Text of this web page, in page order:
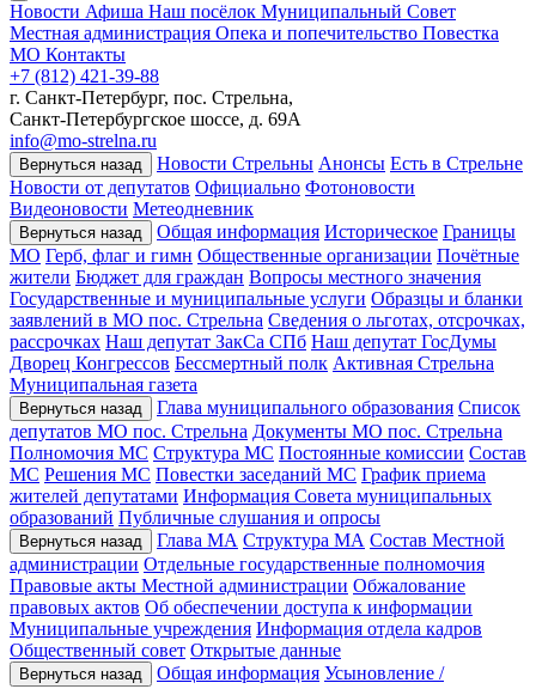
Новости Афиша Наш посёлок Муниципальный Совет
Местная администрация Опека и попечительство Повестка
МО Контакты
+7 (812) 421-39-88
г. Санкт-Петербург, пос. Стрельна,
Санкт-Петербургское шоссе, д. 69А
info@mo-strelna.ru
Вернуться назад Новости Стрельны Анонсы Есть в Стрельне
Новости от депутатов Официально Фотоновости
Видеоновости Метеодневник
Вернуться назад Общая информация Историческое Границы
МО Герб, флаг и гимн Общественные организации Почётные
жители Бюджет для граждан Вопросы местного значения
Государственные и муниципальные услуги Образцы и бланки
заявлений в МО пос. Стрельна Сведения о льготах, отсрочках,
рассрочках Наш депутат ЗакСа СПб Наш депутат ГосДумы
Дворец Конгрессов Бессмертный полк Активная Стрельна
Муниципальная газета
Вернуться назад Глава муниципального образования Список
депутатов МО пос. Стрельна Документы МО пос. Стрельна
Полномочия МС Структура МС Постоянные комиссии Состав
МС Решения МС Повестки заседаний МС График приема
жителей депутатами Информация Совета муниципальных
образований Публичные слушания и опросы
Вернуться назад Глава МА Структура МА Состав Местной
администрации Отдельные государственные полномочия
Правовые акты Местной администрации Обжалование
правовых актов Об обеспечении доступа к информации
Муниципальные учреждения Информация отдела кадров
Общественный совет Открытые данные
Вернуться назад Общая информация Усыновление /